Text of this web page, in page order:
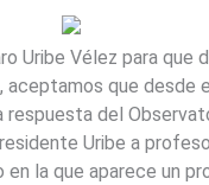
Uribe Vélez para
aceptamos que
del
Uribe a
la que aparece un